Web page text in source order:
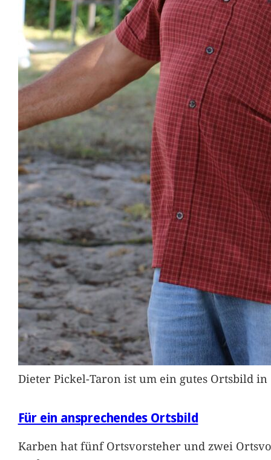
Dieter Pickel-Taron ist um ein gutes Ortsbild
Für ein ansprechendes Ortsbild
Karben hat fünf Ortsvorsteher und zwei